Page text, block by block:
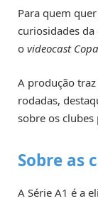
Para quem
curiosidades
o videocast
A produção
rodadas,
sobre os clubes
Sobre as
A Série A1 é a